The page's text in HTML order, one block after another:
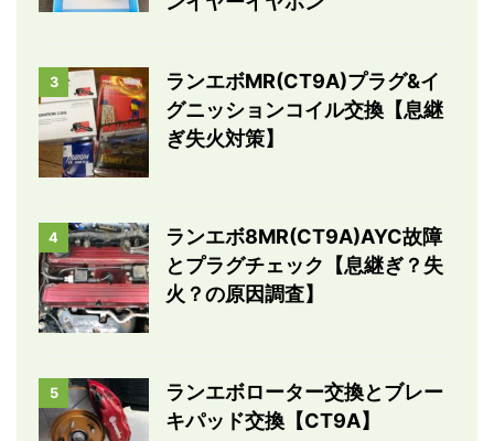
3
ランエボMR(CT9A)プラグ&イ
グニッションコイル交換【息継
ぎ失火対策】
4
ランエボ8MR(CT9A)AYC故障
とプラグチェック【息継ぎ？失
火？の原因調査】
5
ランエボローター交換とブレー
キパッド交換【CT9A】